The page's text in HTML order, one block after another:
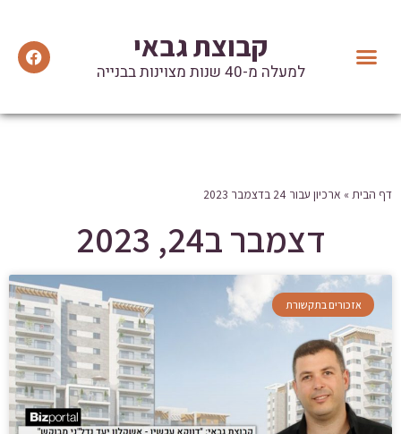
קבוצת גבאי
למעלה מ-40 שנות מצוינות בבנייה
דף הבית » ארכיון עבור 24 בדצמבר 2023
דצמבר ב24, 2023
אזכורים בתקשורת